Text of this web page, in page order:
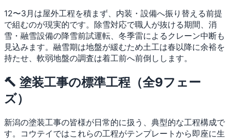
12〜3月は屋外工程を積まず、内装・設備へ振り替える前提
で組むのが現実的です。除雪対応で職人が抜ける期間、消
雪・融雪設備の降雪前試運転、冬季雷によるクレーン中断も
見込みます。融雪期は地盤が緩むため土工は春以降に余裕を
持たせ、軟弱地盤の調査は着工前へ前倒しします。
🔨 塗装工事の標準工程（全9フェー
ズ）
新潟の塗装工事の皆様が日常的に扱う、典型的な工程構成で
す。コウテイではこれらの工程がテンプレートから即座に生